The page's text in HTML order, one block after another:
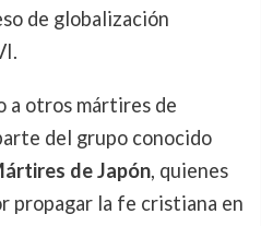
de globalización
otros mártires de
del grupo conocido
de Japón, quienes
propagar la fe cristiana en